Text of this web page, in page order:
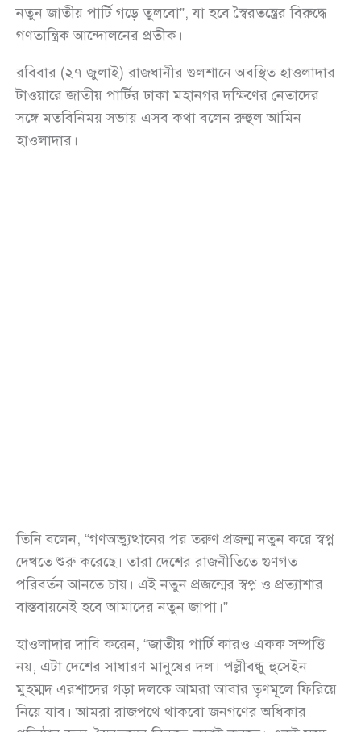
নতুন জাতীয় পার্টি গড়ে তুলবো”, যা হবে স্বৈরতন্ত্রের বিরুদ্ধে
গণতান্ত্রিক আন্দোলনের প্রতীক।
রবিবার (২৭ জুলাই) রাজধানীর গুলশানে অবস্থিত হাওলাদার
টাওয়ারে জাতীয় পার্টির ঢাকা মহানগর দক্ষিণের নেতাদের
সঙ্গে মতবিনিময় সভায় এসব কথা বলেন রুহুল আমিন
হাওলাদার।
তিনি বলেন, “গণঅভ্যুত্থানের পর তরুণ প্রজন্ম নতুন করে স্বপ্ন
দেখতে শুরু করেছে। তারা দেশের রাজনীতিতে গুণগত
পরিবর্তন আনতে চায়। এই নতুন প্রজন্মের স্বপ্ন ও প্রত্যাশার
বাস্তবায়নেই হবে আমাদের নতুন জাপা।”
হাওলাদার দাবি করেন, “জাতীয় পার্টি কারও একক সম্পত্তি
নয়, এটা দেশের সাধারণ মানুষের দল। পল্লীবন্ধু হুসেইন
মুহম্মদ এরশাদের গড়া দলকে আমরা আবার তৃণমূলে ফিরিয়ে
নিয়ে যাব। আমরা রাজপথে থাকবো জনগণের অধিকার